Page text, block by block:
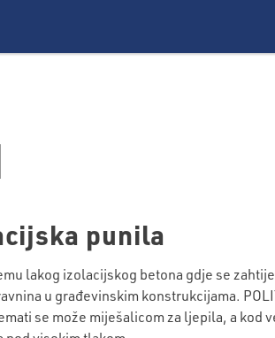
punila
lakog izolacijskog betona gdje se
u građevinskim konstrukcijama.
se može miješalicom za ljepila, a kod